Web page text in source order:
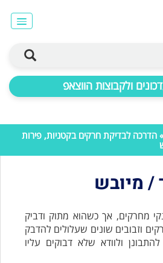
ולקבוצות הווצאפ
הדרכה לבדיקת חרקים בקטניות, פירות
/ מיובש
מחרקים, אך כשהוא מתוק ודביק
וזבובים שונים שעלולים להדבק
ולוודא שלא דבוקים עליו